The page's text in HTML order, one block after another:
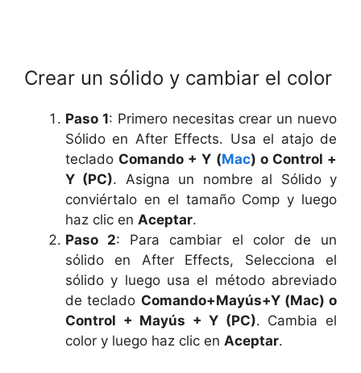
Crear un sólido y cambiar el color
Paso 1: Primero necesitas crear un nuevo
Sólido en After Effects. Usa el atajo de
teclado Comando + Y (Mac) o Control +
Y (PC). Asigna un nombre al Sólido y
conviértalo en el tamaño Comp y luego
haz clic en Aceptar.
Paso 2: Para cambiar el color de un
sólido en After Effects, Selecciona el
sólido y luego usa el método abreviado
de teclado Comando+Mayús+Y (Mac) o
Control + Mayús + Y (PC). Cambia el
color y luego haz clic en Aceptar.